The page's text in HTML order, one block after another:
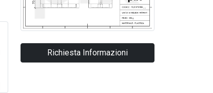
Richiesta Informazioni